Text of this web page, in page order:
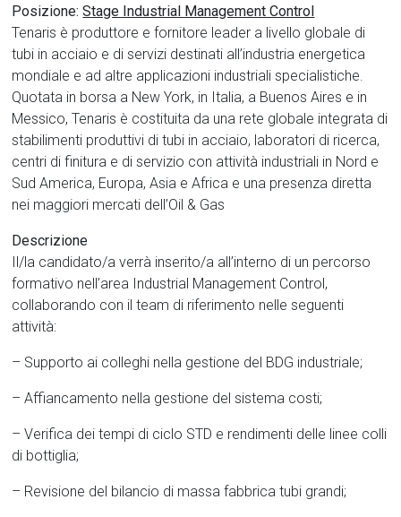
Posizione:Stage Industrial Management Control
Tenaris è produttore e fornitore leader a livello globale di
tubi in acciaio e di servizi destinati all’industria energetica
mondiale e ad altre applicazioni industriali specialistiche.
Quotata in borsa a New York, in Italia, a Buenos Aires e in
Messico, Tenaris è costituita da una rete globale integrata di
stabilimenti produttivi di tubi in acciaio, laboratori di ricerca,
centri di finitura e di servizio con attività industriali in Nord e
Sud America, Europa, Asia e Africa e una presenza diretta
nei maggiori mercati dell’Oil & Gas
Descrizione
Il/la candidato/a verrà inserito/a all’interno di un percorso
formativo nell’area Industrial Management Control,
collaborando con il team di riferimento nelle seguenti
attività:
– Supporto ai colleghi nella gestione del BDG industriale;
– Affiancamento nella gestione del sistema costi;
– Verifica dei tempi di ciclo STD e rendimenti delle linee colli
di bottiglia;
– Revisione del bilancio di massa fabbrica tubi grandi;